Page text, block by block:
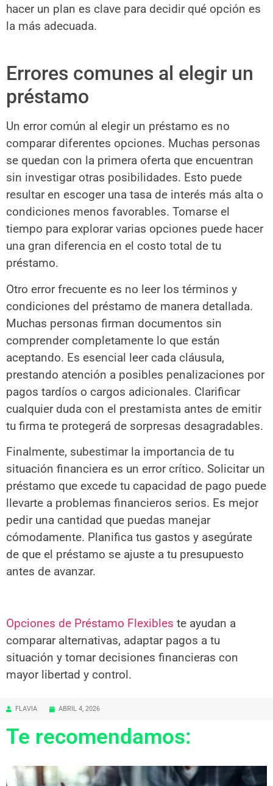
hacer un plan es clave para decidir qué opción es
la más adecuada.
Errores comunes al elegir un
préstamo
Un error común al elegir un préstamo es no
comparar diferentes opciones. Muchas personas
se quedan con la primera oferta que encuentran
sin investigar otras posibilidades. Esto puede
resultar en escoger una tasa de interés más alta o
condiciones menos favorables. Tomarse el
tiempo para explorar varias opciones puede hacer
una gran diferencia en el costo total de tu
préstamo.
Otro error frecuente es no leer los términos y
condiciones del préstamo de manera detallada.
Muchas personas firman documentos sin
comprender completamente lo que están
aceptando. Es esencial leer cada cláusula,
prestando atención a posibles penalizaciones por
pagos tardíos o cargos adicionales. Clarificar
cualquier duda con el prestamista antes de emitir
tu firma te protegerá de sorpresas desagradables.
Finalmente, subestimar la importancia de tu
situación financiera es un error crítico. Solicitar un
préstamo que excede tu capacidad de pago puede
llevarte a problemas financieros serios. Es mejor
pedir una cantidad que puedas manejar
cómodamente. Planifica tus gastos y asegúrate
de que el préstamo se ajuste a tu presupuesto
antes de avanzar.
Opciones de Préstamo Flexibles te ayudan a
comparar alternativas, adaptar pagos a tu
situación y tomar decisiones financieras con
mayor libertad y control.
FLAVIA ABRIL 4, 2026
Te recomendamos: